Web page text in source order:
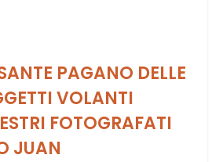
PAGANO DELLE
VOLANTI
FOTOGRAFATI
JUAN